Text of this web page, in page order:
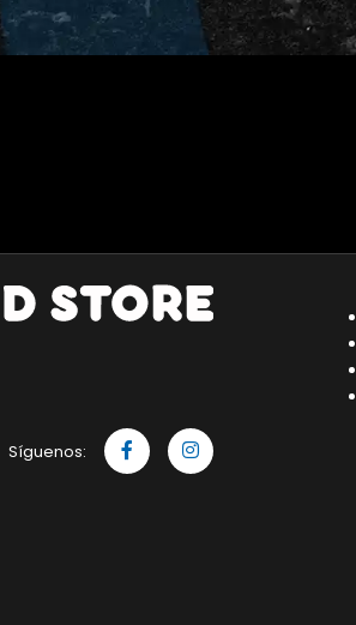
Síguenos: